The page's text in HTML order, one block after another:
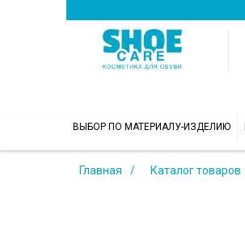
ВЫБОР ПО МАТЕРИАЛУ-ИЗДЕЛИЮ
Главная Каталог товаров